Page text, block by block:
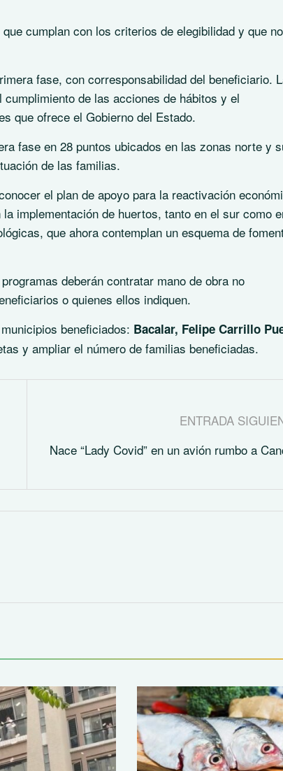
cumplan con los criterios de elegibilidad y que no
fase, con corresponsabilidad del beneficiario.
de las acciones de hábitos y el
que ofrece el Gobierno del Estado.
fase en 28 puntos ubicados en las zonas norte y
de las familias.
el plan de apoyo para la reactivación
implementación de huertos, tanto en el sur como
que ahora contemplan un esquema de
deberán contratar mano de obra no
o quienes ellos indiquen.
beneficiados: Bacalar, Felipe Carrillo
y ampliar el número de familias beneficiadas.
ENTRADA
Nace “Lady Covid” en un avión rumbo a